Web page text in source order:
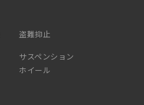
盗難抑止
サスペンション
ホイール